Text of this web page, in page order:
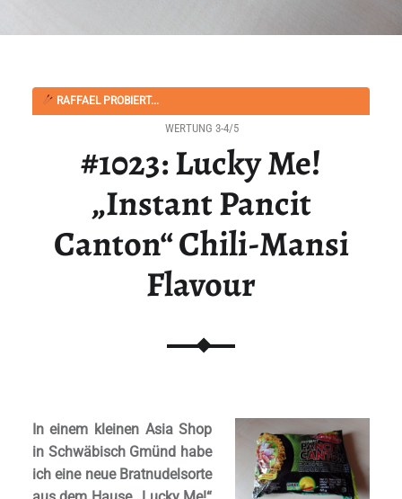
RAFFAEL PROBIERT...
#1023: Lucky Me!
„Instant Pancit
Canton“ Chili-Mansi
Flavour
WERTUNG 3-4/5
In einem kleinen Asia Shop
in Schwäbisch Gmünd habe
ich eine neue Bratnudelsorte